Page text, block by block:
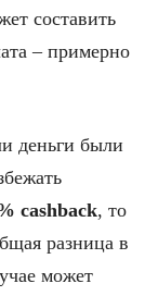
составить
– примерно
деньги были
cashback, то
разница в
может